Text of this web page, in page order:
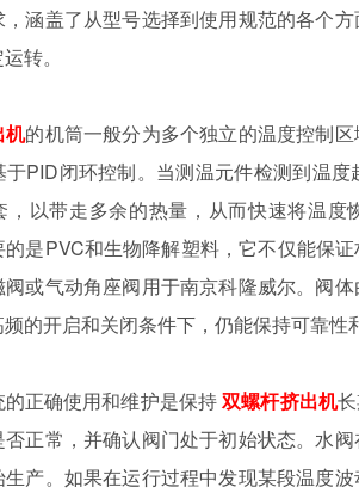
涵盖了从型号选择到使用规范的各个
转。
机的机筒一般分为多个独立的温度控制
PID闭环控制。当测温元件检测到温
，以带走多余的热量，从而快速将温
是PVC和生物降解塑料，它不仅能保
或气动角座阀用于南京科隆威尔。阀
的开启和关闭条件下，仍能保持可靠性
的正确使用和维护是保持双螺杆挤出机
正常，并确认阀门处于初始状态。水
产。如果在运行过程中发现某段温度